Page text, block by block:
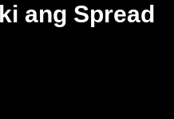
ang Spread